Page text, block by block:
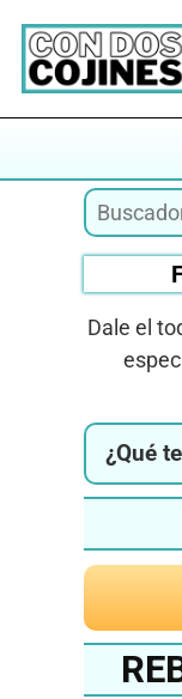
contenido
Dale el
¿Qué